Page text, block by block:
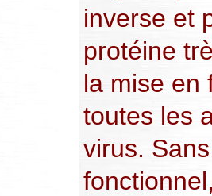
inverse et
protéine
la mise en
toutes les
virus.